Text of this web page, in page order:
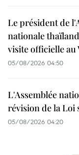
Le président de
nationale
visite officielle au
05/08/2026 04:50
L'Assemblée
révision de la
05/08/2026 04:20